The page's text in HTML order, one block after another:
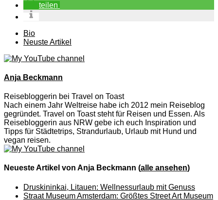
teilen
The
following
tabs
content
Bio
Neuste Artikel
Anja Beckmann
Reisebloggerin bei Travel on Toast
Nach einem Jahr Weltreise habe ich 2012 mein Reiseblog
gegründet. Travel on Toast steht für Reisen und Essen. Als
Reisebloggerin aus NRW gebe ich euch Inspiration und
Tipps für Städtetrips, Strandurlaub, Urlaub mit Hund und
vegan reisen.
Neueste Artikel von Anja Beckmann (alle ansehen)
Druskininkai, Litauen: Wellnessurlaub mit Genuss
Straat Museum Amsterdam: Größtes Street Art Museum